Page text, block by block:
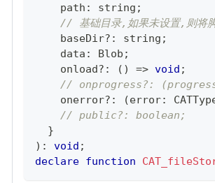
    path
: string ;
// 基础目录,如果未设置,则将
    baseDir
? : string ;
    data
: Blob ;
    onload
? : ( ) => void ;
// onprogress?:
    onerror
? : (error:
// public?: boolean;
}
) : void ;
declare function